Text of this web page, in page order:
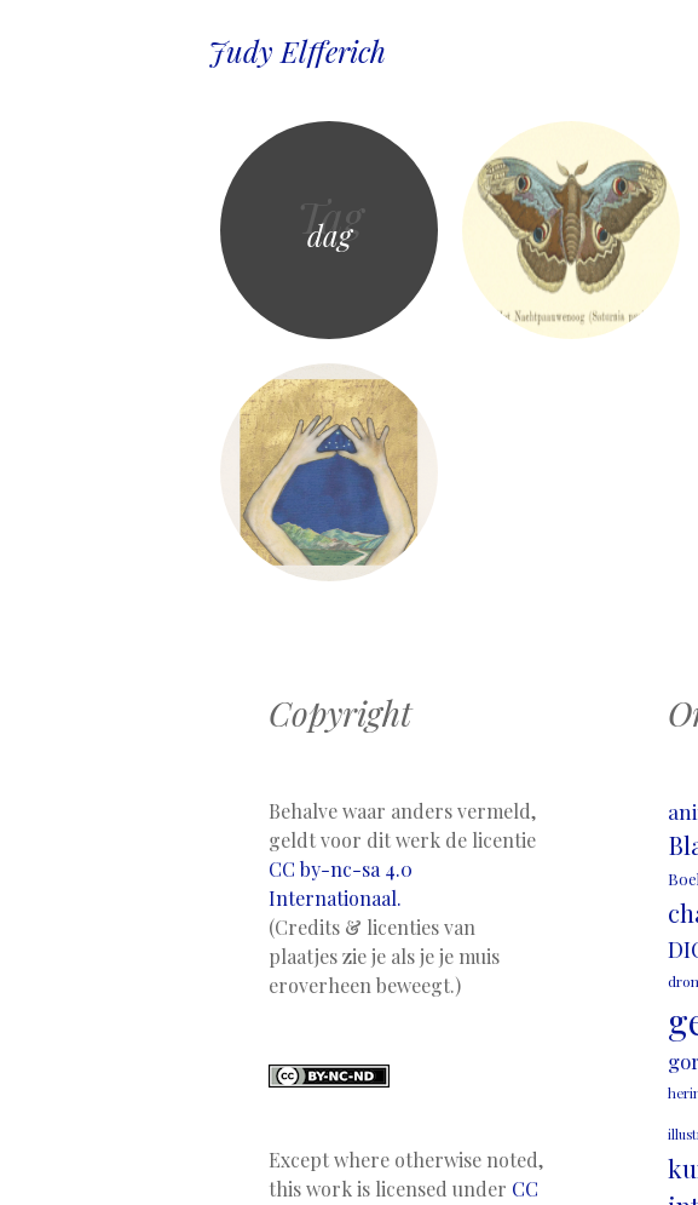
Judy Elfferich
Tag
dag
Copyright
Behalve waar anders vermeld,
geldt voor dit werk de licentie
CC by-nc-sa 4.0
Internationaal.
(Credits & licenties van
plaatjes zie je als je je muis
eroverheen beweegt.)
Except where otherwise noted,
this work is licensed under CC